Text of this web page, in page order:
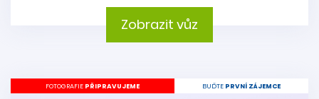
Zobrazit vůz
FOTOGRAFIE PŘIPRAVUJEME BUĎTE PRVNÍ ZÁJEMCE